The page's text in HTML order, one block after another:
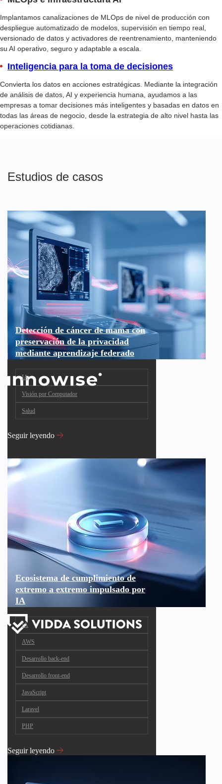
Implantamos canalizaciones de MLOps de nivel de producción con
despliegue automatizado de modelos, supervisión en tiempo real,
versionado de datos y activadores de reentrenamiento, manteniendo
su AI operativo, seguro y adaptable a escala.
Inteligencia para la toma de decisiones
Convierta los datos en acciones estratégicas. Mediante la integración
de análisis de datos, AI y experiencia humana, ayudamos a las
empresas a tomar decisiones más inteligentes y basadas en datos en
todas las áreas de negocio, desde la estrategia de alto nivel hasta las
operaciones cotidianas.
Estudios de casos
Detección de cáncer de mama con
preservación de la privacidad
mediante aprendizaje federado
IA
Visión por Computador
Salud
Seguir leyendo
Ecosistema de cumplimiento de
extremo a extremo impulsado por
IA
IA
AWS
Desarrollo back-end
Desarrollo front-end
JavaScript
Laravel
PHP
Seguir leyendo